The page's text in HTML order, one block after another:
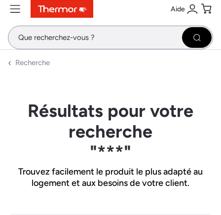
ContenuMenuRecherche Aide
Se
Recherche
Résultats pour votre
recherche
"***"
Trouvez facilement le produit le plus adapté au
logement et aux besoins de votre client.